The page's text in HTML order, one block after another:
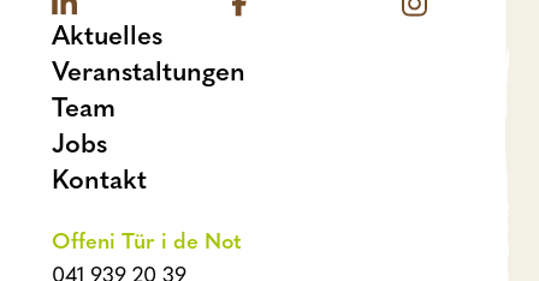
Aktuelles
Veranstaltungen
Team
Jobs
Kontakt
Offeni Tür i de Not
041 939 20 39